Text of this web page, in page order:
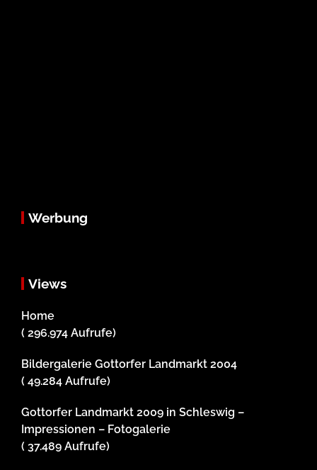
Werbung
Views
Home
( 296.974 Aufrufe)
Bildergalerie Gottorfer Landmarkt 2004
( 49.284 Aufrufe)
Gottorfer Landmarkt 2009 in Schleswig –
Impressionen – Fotogalerie
( 37.489 Aufrufe)